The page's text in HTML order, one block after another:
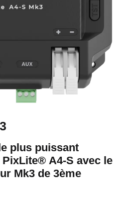
plus puissant
A4-S avec le
Mk3 de 3ème